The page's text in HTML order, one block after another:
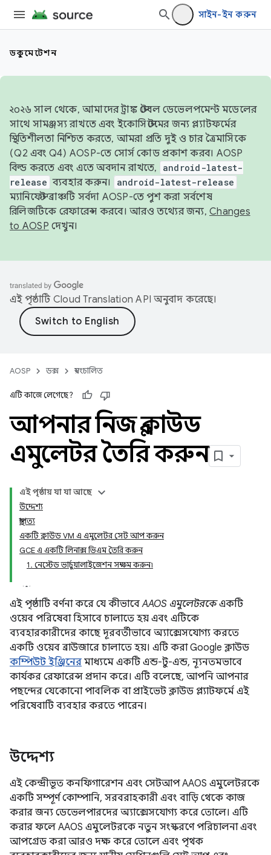
সাইন-ইন করুন
ডকুমেন্টেশন
২০২৬ সাল থেকে, আমাদের ট্রাঙ্ক স্টেবল ডেভেলপমেন্ট মডেলের
সাথে সামঞ্জস্য রাখতে এবং ইকোসিস্টেমের জন্য প্ল্যাটফর্মের
স্থিতিশীলতা নিশ্চিত করতে, আমরা প্রতি দুই ও চার ত্রৈমাসিকে
(Q2 এবং Q4) AOSP-তে সোর্স কোড প্রকাশ করব। AOSP
বিল্ড করতে এবং এতে অবদান রাখতে,
android-latest-
release ব্যবহার করুন। android-latest-release
ম্যানিফেস্ট ব্রাঞ্চটি সর্বদা AOSP-তে পুশ করা সর্বশেষ
রিলিজটিকে রেফারেন্স করবে। আরও তথ্যের জন্য, Changes
to AOSP দেখুন।
এই পৃষ্ঠাটি Cloud Translation API অনুবাদ করেছে।
AOSP ডক্স স্বয়ংচালিত
এটি কাজে লেগেছে?
আপনার নিজস্ব ক্লাউড
এমুলেটর তৈরি করুন
এই পৃষ্ঠায় যা যা আছে
উদ্দেশ্য
স্থাপত্য
একটি ক্লাউড VM এ এমুলেটর সেট আপ করুন
GCE এ একটি লিনাক্স ভিএম তৈরি করুন
1. নেস্টেড ভার্চুয়ালাইজেশন সক্ষম করুন৷
এই পৃষ্ঠাটি বর্ণনা করে যে কীভাবেAAOS এমুলেটরকেএকটি
ওয়েব পরিষেবা হিসাবে চালাতে হয় এবং এটিকে
ব্যবহারকারীদের কাছে দূরবর্তীভাবে অ্যাক্সেসযোগ্য করতে
একটি ওয়েব ব্রাউজারে চালাতে হয়। এটি করা Google ক্লাউড
কম্পিউট ইঞ্জিনের মাধ্যমে একটি এন্ড-টু-এন্ড, ন্যূনতমভাবে
কার্যকর রেফারেন্স প্রদান করে। এটি বলেছে, আপনি আপনার
পছন্দের যেকোনো পাবলিক বা প্রাইভেট ক্লাউড প্ল্যাটফর্মে এই
পরিষেবাটি ব্যবহার করতে পারেন।
উদ্দেশ্য
এই কেন্দ্রীভূত কনফিগারেশন এবং সেটআপ AAOS এমুলেটরকে
একটি সম্পূর্ণ কোম্পানি, সরবরাহকারী এবং বাড়ি থেকে কাজ
করার জন্য ডেভেলপারদের অ্যাক্সেসযোগ্য করে তোলে। এটি
করার ফলে AAOS এমুলেটরকে নতুন সংস্করণে পরিচালনা এবং
আপগ্রেড করা আরও দক্ষ করে তোলে এবং পৃথক